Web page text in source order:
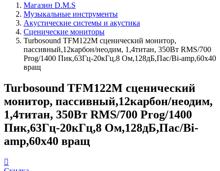
Магазин D.M.S
Музыкальные инструменты
Акустические системы и акустика
Сценические мониторы
Turbosound TFM122M сценический монитор,
пассивный,12карбон/неодим, 1,4титан, 350Вт RMS/700
Prog/1400 Пик,63Гц-20кГц,8 Ом,128дБ,Пас/Bi-amp,60x40
вращ
Turbosound TFM122M сценический
монитор, пассивный,12карбон/неодим,
1,4титан, 350Вт RMS/700 Prog/1400
Пик,63Гц-20кГц,8 Ом,128дБ,Пас/Bi-
amp,60x40 вращ